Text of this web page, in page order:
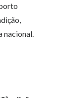
nacional.